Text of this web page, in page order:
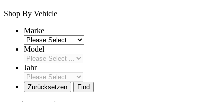
Shop By Vehicle
Marke
Model
Jahr
Zurücksetzen Find